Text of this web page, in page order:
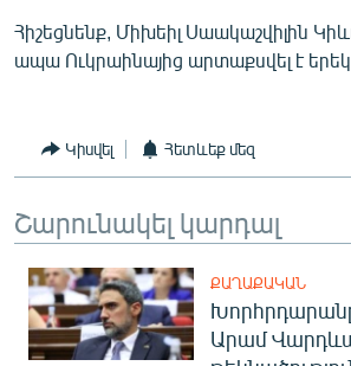
«Ազատության» բոլոր կայքերը
Հիշեցնենք, Միխեիլ Սաակաշվիլին
ապա Ուկրաինայից արտաքսվել է
Կիսվել Հետևեք մեզ
Շարունակել կարդալ
ՔԱՂԱՔԱԿԱՆ
Արամ